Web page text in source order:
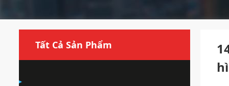
Tất Cả Sản Phẩm